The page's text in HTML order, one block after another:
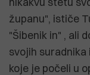
županu", ističe
"Šibenik in" , ali
svojih
koje je počeli u